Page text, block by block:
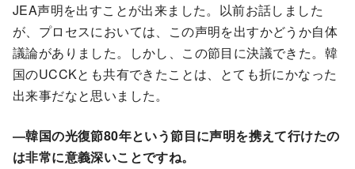
JEA声明を出すことが出来ました。以前お話しました
が、プロセスにおいては、この声明を出すかどうか自体
議論がありました。しかし、この節目に決議できた。韓
国のUCCKとも共有できたことは、とても折にかなった
出来事だなと思いました。
―韓国の光復節80年という節目に声明を携えて行けたの
は非常に意義深いことですね。